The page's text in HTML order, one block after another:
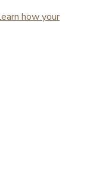
how your